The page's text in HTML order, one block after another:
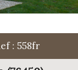
: 558fr